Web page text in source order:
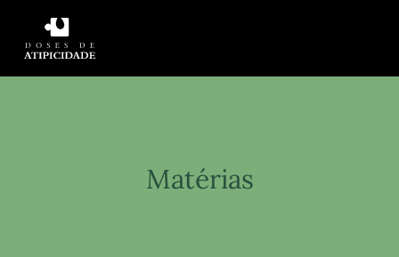
Matérias